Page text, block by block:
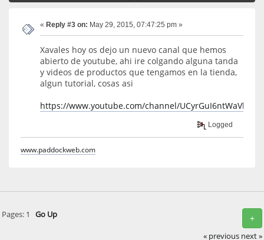
« Reply #3 on: May 29, 2015, 07:47:25 pm »
Xavales hoy os dejo un nuevo canal que hemos
abierto de youtube, ahi ire colgando alguna tanda
y videos de productos que tengamos en la tienda,
algun tutorial, cosas asi
https://www.youtube.com/channel/
Logged
www.paddockweb.com
+
Pages: 1 Go Up
« previous next »